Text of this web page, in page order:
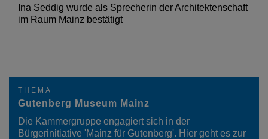
Ina Seddig wurde als Sprecherin der Architektenschaft
im Raum Mainz bestätigt
THEMA
Gutenberg Museum Mainz
Die Kammergruppe engagiert sich in der
Bürgerinitiative 'Mainz für Gutenberg'. Hier geht es zur